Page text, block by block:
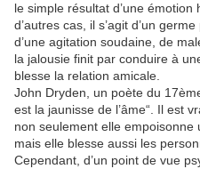
le simple résultat d’une
d’autres cas, il s’agit d’un
d’une agitation soudaine, de
la jalousie finit par conduire à
blesse la relation amicale.
John Dryden, un poète du
est la jaunisse de l’âme“. Il est
non seulement elle empoisonne
mais elle blesse aussi les
Cependant, d’un point de vue